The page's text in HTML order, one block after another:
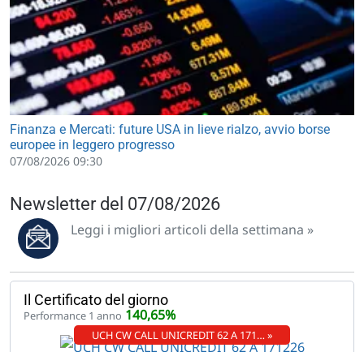
Finanza e Mercati: future USA in lieve rialzo, avvio borse
europee in leggero progresso
07/08/2026 09:30
Newsletter del 07/08/2026
Leggi i migliori articoli della settimana »
Il Certificato del giorno
Performance 1 anno 140,65%
UCH CW CALL UNICREDIT 62 A 171… »